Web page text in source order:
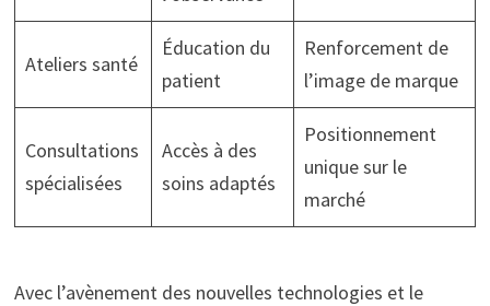
Ateliers santé
Éducation du
patient
Renforcement de
l’image de marque
Consultations
spécialisées
Accès à des
soins adaptés
Positionnement
unique sur le
marché
Avec l’avènement des nouvelles technologies et le